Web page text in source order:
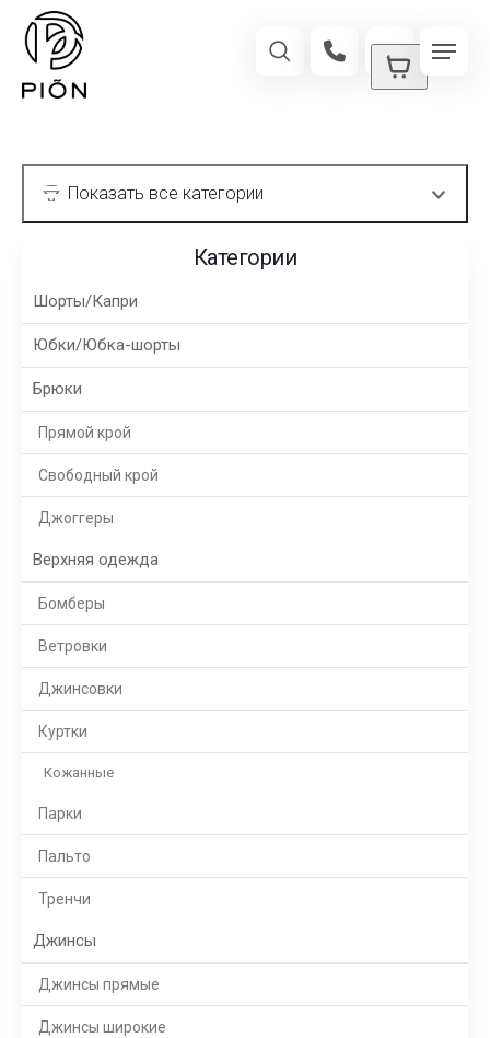
Категории
Шорты/Капри
Юбки/Юбка-шорты
Брюки
Прямой крой
Свободный крой
Джоггеры
Верхняя одежда
Бомберы
Ветровки
Джинсовки
Куртки
Кожанные
Парки
Пальто
Тренчи
Джинсы
Джинсы прямые
Джинсы широкие